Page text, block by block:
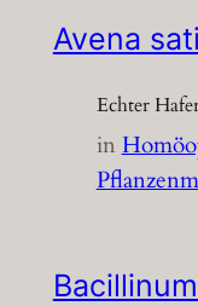
Avena
Echter
in